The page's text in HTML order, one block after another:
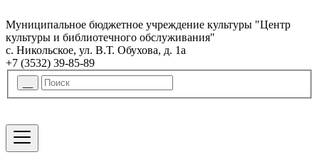
Муниципальное бюджетное учреждение культуры "Центр
культуры и библиотечного обслуживания"
с. Никольское, ул. В.Т. Обухова, д. 1а
+7 (3532) 39-85-89